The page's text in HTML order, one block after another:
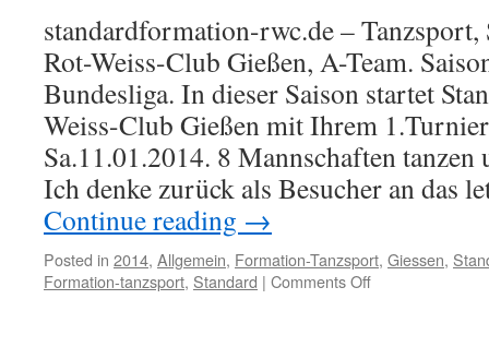
standardformation-rwc.de –
Rot-Weiss-Club Gießen, A-Team.
Bundesliga. In dieser Saison startet
Weiss-Club Gießen mit Ihrem
Sa.11.01.2014. 8 Mannschaften
Ich denke zurück als Besucher an das
Continue reading →
Posted in 2014, Allgemein, Formation-Tanzsport, Giessen,
Formation-tanzsport, Standard | Comments Off